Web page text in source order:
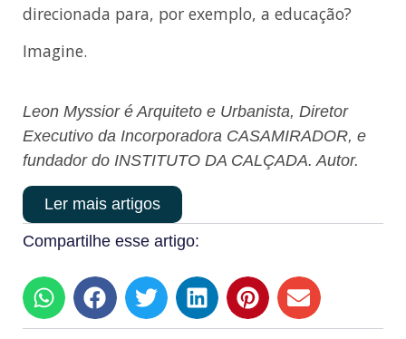
direcionada para, por exemplo, a educação?
Imagine.
Leon Myssior é Arquiteto e Urbanista, Diretor
Executivo da Incorporadora CASAMIRADOR, e
fundador do INSTITUTO DA CALÇADA. Autor.
Ler mais artigos
Compartilhe esse artigo: